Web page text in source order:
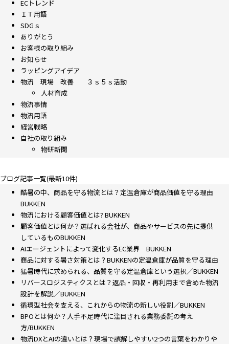
ECトレンド
ＩＴ用語
SDGｓ
ありがとう
お客様の取り組み
お知らせ
ラッピングアイデア
物流 現場 改善 ３ｓ５ｓ活動
人材育成
物流事情
物流用語
経営戦略
自社の取り組み
物研新聞
ブログ記事一覧(最新10件)
酷暑の中、商品を守る物流とは？定温倉庫が商品価値を守る理由
BUKKEN
物流における顧客価値とは? BUKKEN
顧客価値とは何か？選ばれる会社が、商品やサービスの先に提供
しているものBUKKEN
AIエージェントによって変化するEC業界 BUKKEN
商品に対する暑さ対策とは？BUKKENの定温倉庫が品質を守る理由
猛暑時代に求められる、品質を守る定温倉庫という選択／BUKKEN
リバースロジスティクスとは？返品・回収・再利用まで含めた物流
設計を解説／BUKKEN
循環型社会を支える、これからの物流の新しい役割／BUKKEN
BPOとは何か？人手不足時代に注目される業務委託の考え
方/BUKKEN
物流DXとAIの違いとは？現場で誤解しやすい2つの言葉をわかりや